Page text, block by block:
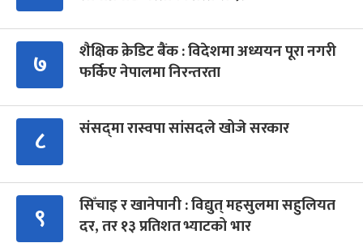
७
शैक्षिक क्रेडिट बैंक : विदेशमा अध्ययन पूरा नगरी
फर्किए नेपालमा निरन्तरता
८ संसद्‍मा रास्वपा सांसदले खोजे सरकार
९
सिँचाइ र खानेपानी : विद्युत् महसुलमा सहुलियत
दर, तर १३ प्रतिशत भ्याटको भार